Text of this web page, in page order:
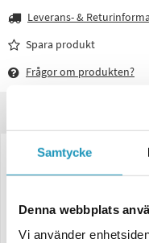
Samtycke
Denna webbplats
Vi använder
Leverans- &
Spara produkt
Frågor om produkten?
Däck till släpvagn
Däck 4.80/4.00 x 8 4 PR inkl.
Max 270 Kg